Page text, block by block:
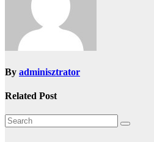
By adminisztrator
Related Post